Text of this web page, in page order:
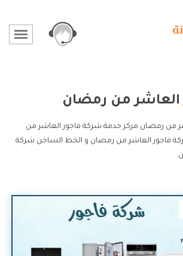
العاشر من رمضان
من رمضان مركز خدمة شركة فاجور العاشر من
فاجور العاشر من رمضان و الخط الساخن شركة